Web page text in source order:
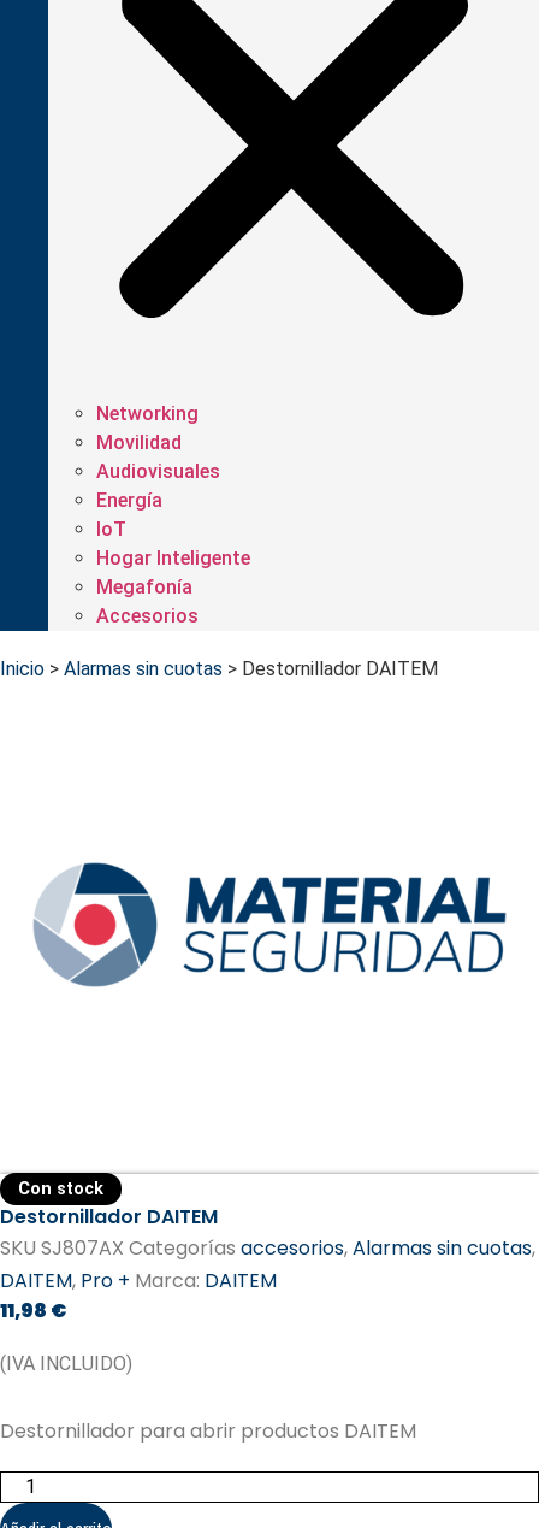
Networking
Movilidad
Audiovisuales
Energía
IoT
Hogar Inteligente
Megafonía
Accesorios
Inicio > Alarmas sin cuotas > Destornillador DAITEM
Con stock
Destornillador DAITEM
SKU SJ807AX Categorías accesorios,Alarmas sin cuotas,
DAITEM, Pro + Marca: DAITEM​
11,98 €
(IVA INCLUIDO)
Destornillador para abrir productos DAITEM
Destornillador
DAITEM
cantidad